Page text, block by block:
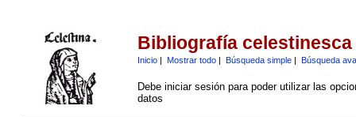
Bibliografía celestinesca
Inicio| Mostrar todo| Búsqueda simple| Búsqueda
Debe iniciar sesión para poder utilizar las
datos